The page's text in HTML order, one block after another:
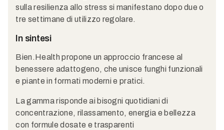
sulla resilienza allo stress si manifestano dopo due o
tre settimane di utilizzo regolare.
In sintesi
Bien.Health propone un approccio francese al
benessere adattogeno, che unisce funghi funzionali
e piante in formati moderni e pratici.
La gamma risponde ai bisogni quotidiani di
concentrazione, rilassamento, energia e bellezza
con formule dosate e trasparenti